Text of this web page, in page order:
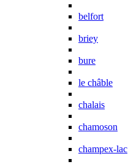
belfort
briey
bure
le châble
chalais
chamoson
champex-lac